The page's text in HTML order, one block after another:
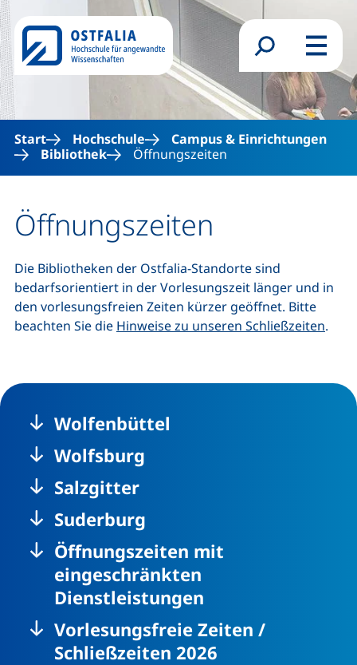
Direkt zum Inhalt
Suchformular
Menü
Start Hochschule
Campus & Einrichtungen
Bibliothek
Öffnungszeiten
Öffnungszeiten
Die Bibliotheken der Ostfalia-Standorte sind
bedarfsorientiert in der Vorlesungszeit länger und in
den vorlesungsfreien Zeiten kürzer geöffnet. Bitte
beachten Sie die Hinweise zu unseren Schließzeiten.
Wolfenbüttel
Wolfsburg
Salzgitter
Suderburg
Öffnungszeiten mit
eingeschränkten
Dienstleistungen
Vorlesungsfreie Zeiten /
Schließzeiten 2026